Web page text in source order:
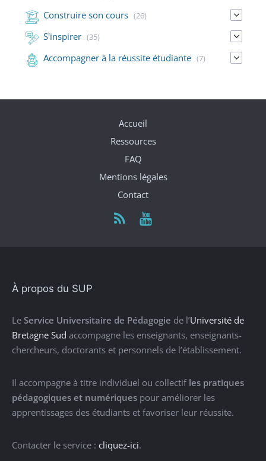
Construire son cours (26)
S'inspirer (35)
Accompagner à la réussite étudiante (7)
Accueil
Ressources
FAQ
Mentions légales
Contact
À propos du SUP
Le Service Universitaire de Pédagogie de l’Université de
Bretagne Sud accompagne les enseignants, enseignants-
chercheurs, doctorants et personnels de l’établissement.
Il accompagne à titre individuel ou collectif les pratiques
pédagogiques et numériques pour améliorer les
apprentissages des étudiants et favoriser leur réussite.
Contacter le service : cliquez-ici.